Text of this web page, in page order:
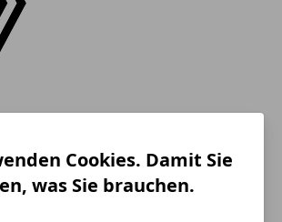
Cookies. Damit Sie
was Sie brauchen.